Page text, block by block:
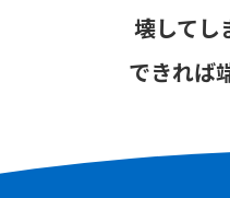
壊してし
できれば